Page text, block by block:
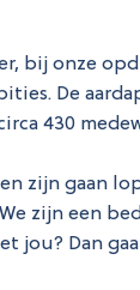
bij onze
De
430
zijn gaan
zijn een
jou? Dan